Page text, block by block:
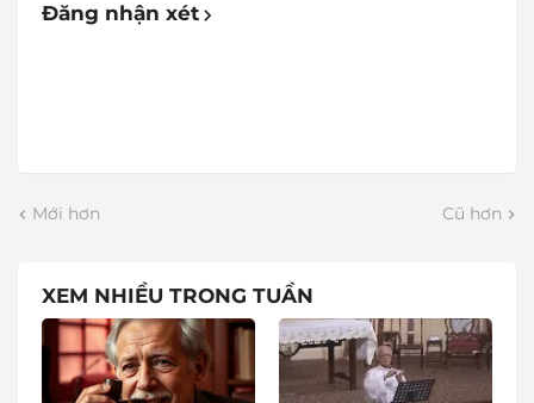
Đăng nhận xét
Mới hơn Cũ hơn
XEM NHIỀU TRONG TUẦN